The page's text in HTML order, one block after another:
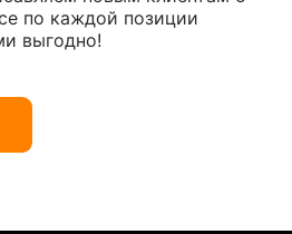
по каждой позиции
выгодно!